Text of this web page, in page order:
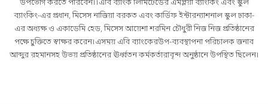
উপভোগ করতে পারবেন।।এবি ব্যাংক লিমিটেডের এমপ্লয়ী ব্যাংকিং এবং স্কুল
ব্যাংকিং-এর প্রধান, মিসেস নাজিয়া বরকত এবং কার্ডিফ ইন্টারন্যাশনাল স্কুল ঢাকা-
এর অধ্যক্ষ ও একাডেমি হেড, মিসেস আয়েশা শরমিন চৌধুরী নিজ নিজ প্রতিষ্ঠানের
পক্ষে চুক্তিতে স্বাক্ষর করেন।এসময় এবি ব্যাংকেরউপ-ব্যবস্থাপনা পরিচালক জনাব
আব্দুর রহমানসহ উভয় প্রতিষ্ঠানের ঊর্ধ্বতন কর্মকর্তারাবৃন্দ অনুষ্ঠানে উপস্থিত ছিলেন।